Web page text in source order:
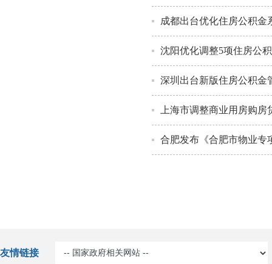
成都出台优化住房公积金
沈阳优化调整5项住房公
深圳出台新版住房公积金
上海市调整商业用房购
合肥发布《合肥市物业专
友情链接